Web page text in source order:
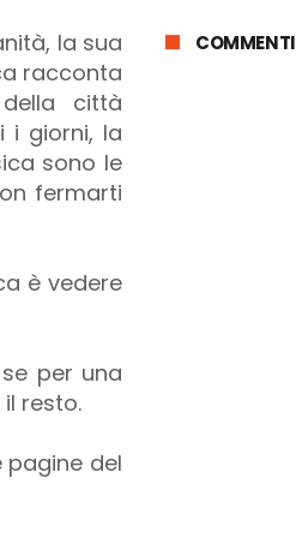
la sua
racconta
città
i giorni, la
sono le
fermarti
è vedere
per una
resto.
pagine del
COMMENTI